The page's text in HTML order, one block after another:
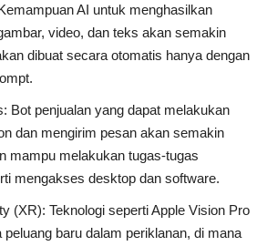
AI untuk menghasilkan
video, dan teks akan semakin
dibuat secara otomatis hanya dengan
: Bot penjualan yang dapat melakukan
dan mengirim pesan akan semakin
mampu melakukan tugas-tugas
mengakses desktop dan software.
(XR): Teknologi seperti Apple Vision Pro
baru dalam periklanan, di mana